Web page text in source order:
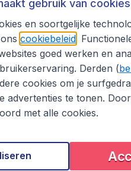
natuurlijk naar
van 204
veel raadselen omhuld.
de
Armeense
mag je ook de
de vriendelijke
gebruik van cookies
en soortgelijke
cookiebeleid.
goed werken en
Derden (
cookies om je
advertenties te tonen.
met alle cookies.